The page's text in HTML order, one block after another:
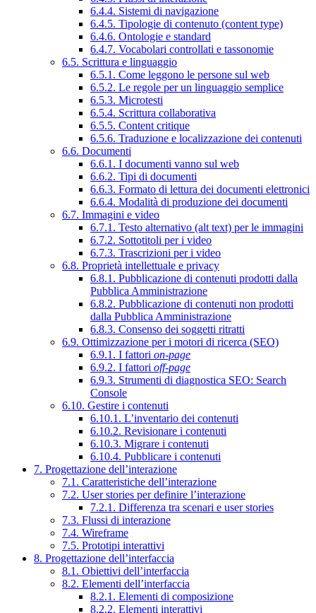
6.4.4. Sistemi di navigazione
6.4.5. Tipologie di contenuto (content type)
6.4.6. Ontologie e standard
6.4.7. Vocabolari controllati e tassonomie
6.5. Scrittura e linguaggio
6.5.1. Come leggono le persone sul web
6.5.2. Le regole per un linguaggio semplice
6.5.3. Microtesti
6.5.4. Scrittura collaborativa
6.5.5. Content critique
6.5.6. Traduzione e localizzazione dei contenuti
6.6. Documenti
6.6.1. I documenti vanno sul web
6.6.2. Tipi di documenti
6.6.3. Formato di lettura dei documenti elettronici
6.6.4. Modalità di produzione dei documenti
6.7. Immagini e video
6.7.1. Testo alternativo (alt text) per le immagini
6.7.2. Sottotitoli per i video
6.7.3. Trascrizioni per i video
6.8. Proprietà intellettuale e privacy
6.8.1. Pubblicazione di contenuti prodotti dalla
Pubblica Amministrazione
6.8.2. Pubblicazione di contenuti non prodotti
dalla Pubblica Amministrazione
6.8.3. Consenso dei soggetti ritratti
6.9. Ottimizzazione per i motori di ricerca (SEO)
6.9.1. I fattori on-page
6.9.2. I fattori off-page
6.9.3. Strumenti di diagnostica SEO: Search
Console
6.10. Gestire i contenuti
6.10.1. L’inventario dei contenuti
6.10.2. Revisionare i contenuti
6.10.3. Migrare i contenuti
6.10.4. Pubblicare i contenuti
7. Progettazione dell’interazione
7.1. Caratteristiche dell’interazione
7.2. User stories per definire l’interazione
7.2.1. Differenza tra scenari e user stories
7.3. Flussi di interazione
7.4. Wireframe
7.5. Prototipi interattivi
8. Progettazione dell’interfaccia
8.1. Obiettivi dell’interfaccia
8.2. Elementi dell’interfaccia
8.2.1. Elementi di composizione
8.2.2. Elementi interattivi